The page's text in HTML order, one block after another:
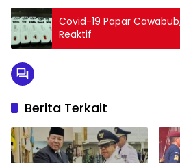
Covid-19 Papar
Reaktif
Berita Terkait